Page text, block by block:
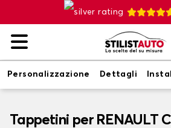
Personalizzazione Dettagli
Tappetini per RENAULT